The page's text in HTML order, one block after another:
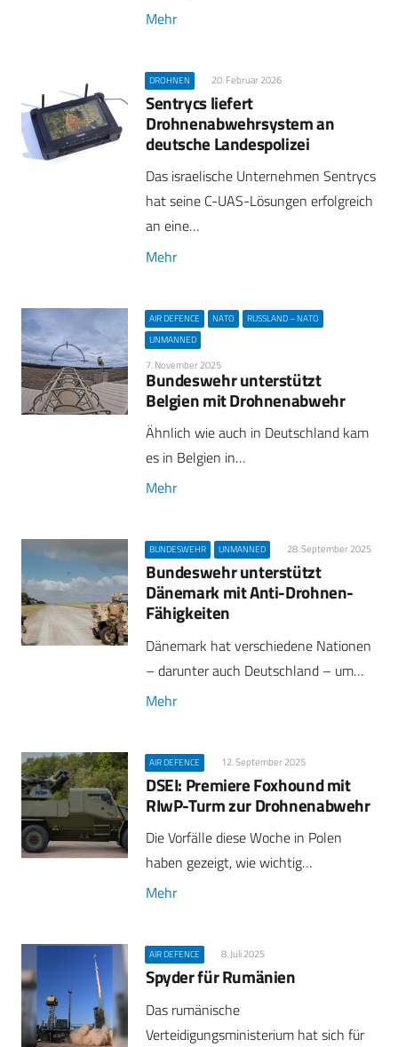
Mehr
DROHNEN 20. Februar 2026
Sentrycs liefert
Drohnenabwehrsystem an
deutsche Landespolizei
Das israelische Unternehmen Sentrycs
hat seine C-UAS-Lösungen erfolgreich
an eine…
Mehr
AIR DEFENCE NATO
RUSSLAND – NATO
UNMANNED
7. November 2025
Bundeswehr unterstützt
Belgien mit Drohnenabwehr
Ähnlich wie auch in Deutschland kam
es in Belgien in…
Mehr
BUNDESWEHR UNMANNED 28. September 2025
Bundeswehr unterstützt
Dänemark mit Anti-Drohnen-
Fähigkeiten
Dänemark hat verschiedene Nationen
– darunter auch Deutschland – um…
Mehr
AIR DEFENCE 12. September 2025
DSEI: Premiere Foxhound mit
RIwP-Turm zur Drohnenabwehr
Die Vorfälle diese Woche in Polen
haben gezeigt, wie wichtig…
Mehr
AIR DEFENCE 8. Juli 2025
Spyder für Rumänien
Das rumänische
Verteidigungsministerium hat sich für